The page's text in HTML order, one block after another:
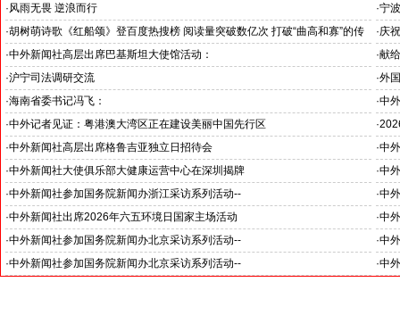
关注
·风雨无畏 逆浪而行
旭日应急救援队硬核抗巴“威风”护平安
·宁
·胡树萌诗歌《红船颂》登百度热搜榜 阅读量突破数亿次 打破“曲高和寡”的传
播困境
·庆
韦燕
·中外新闻社高层出席巴基斯坦大使馆活动：
医药、保健和生物科技职业技术教育与培训专题研讨会
·献
唱》
·沪宁司法调研交流
共探司法鉴定发展新路
·外
·海南省委书记冯飞：
海南自贸港封关半年开启中国对外开放新篇章
·中
中
·中外记者见证：粤港澳大湾区正在建设美丽中国先行区 ·
国
·中外新闻社高层出席格鲁吉亚独立日招待会 ·中
杭
·中外新闻社大使俱乐部大健康运营中心在深圳揭牌 ·中
浙
·中外新闻社参加国务院新闻办浙江采访系列活动--
推动科技创新和产业创新深度融合
·中
《湘
·中外新闻社出席2026年六五环境日国家主场活动 ·中
“科
·中外新闻社参加国务院新闻办北京采访系列活动--
见证科技创新和产业创新高质量发展
·中
小
·中外新闻社参加国务院新闻办北京采访系列活动--
·中